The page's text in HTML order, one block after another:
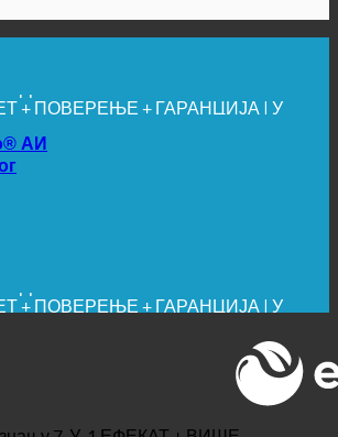
+ ПОВЕРЕЊЕ + ГАРАНЦИЈА | У
АИ
+ ПОВЕРЕЊЕ + ГАРАНЦИЈА | У